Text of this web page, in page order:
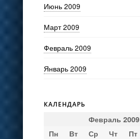
Июнь 2009
Март 2009
Февраль 2009
Январь 2009
КАЛЕНДАРЬ
Февраль 2009
Пн
Вт Ср Чт Пт